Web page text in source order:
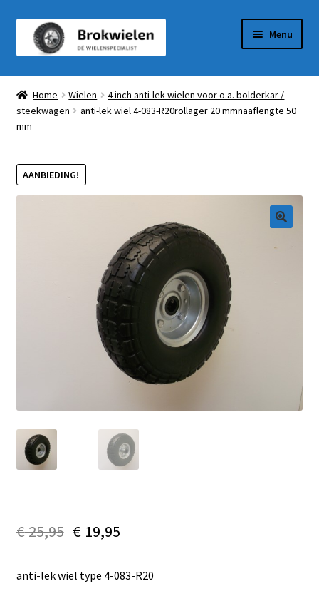
door
navigatie
naar
inhoud
Menu
Winkel
Winkelmandje
Mijn Account
Home Wielen
4 inch anti-lek wielen voor o.a. bolderkar /
steekwagen
anti-lek wiel 4-083-R20rollager 20 mmnaaflengte 50
mm
AANBIEDING!
€25,95 € 19,95
anti-lek wiel type 4-083-R20